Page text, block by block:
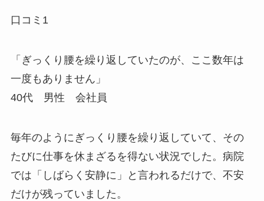
口コミ1
「ぎっくり腰を繰り返していたのが、ここ数年は
一度もありません」
40代 男性 会社員
毎年のようにぎっくり腰を繰り返していて、その
たびに仕事を休まざるを得ない状況でした。病院
では「しばらく安静に」と言われるだけで、不安
だけが残っていました。